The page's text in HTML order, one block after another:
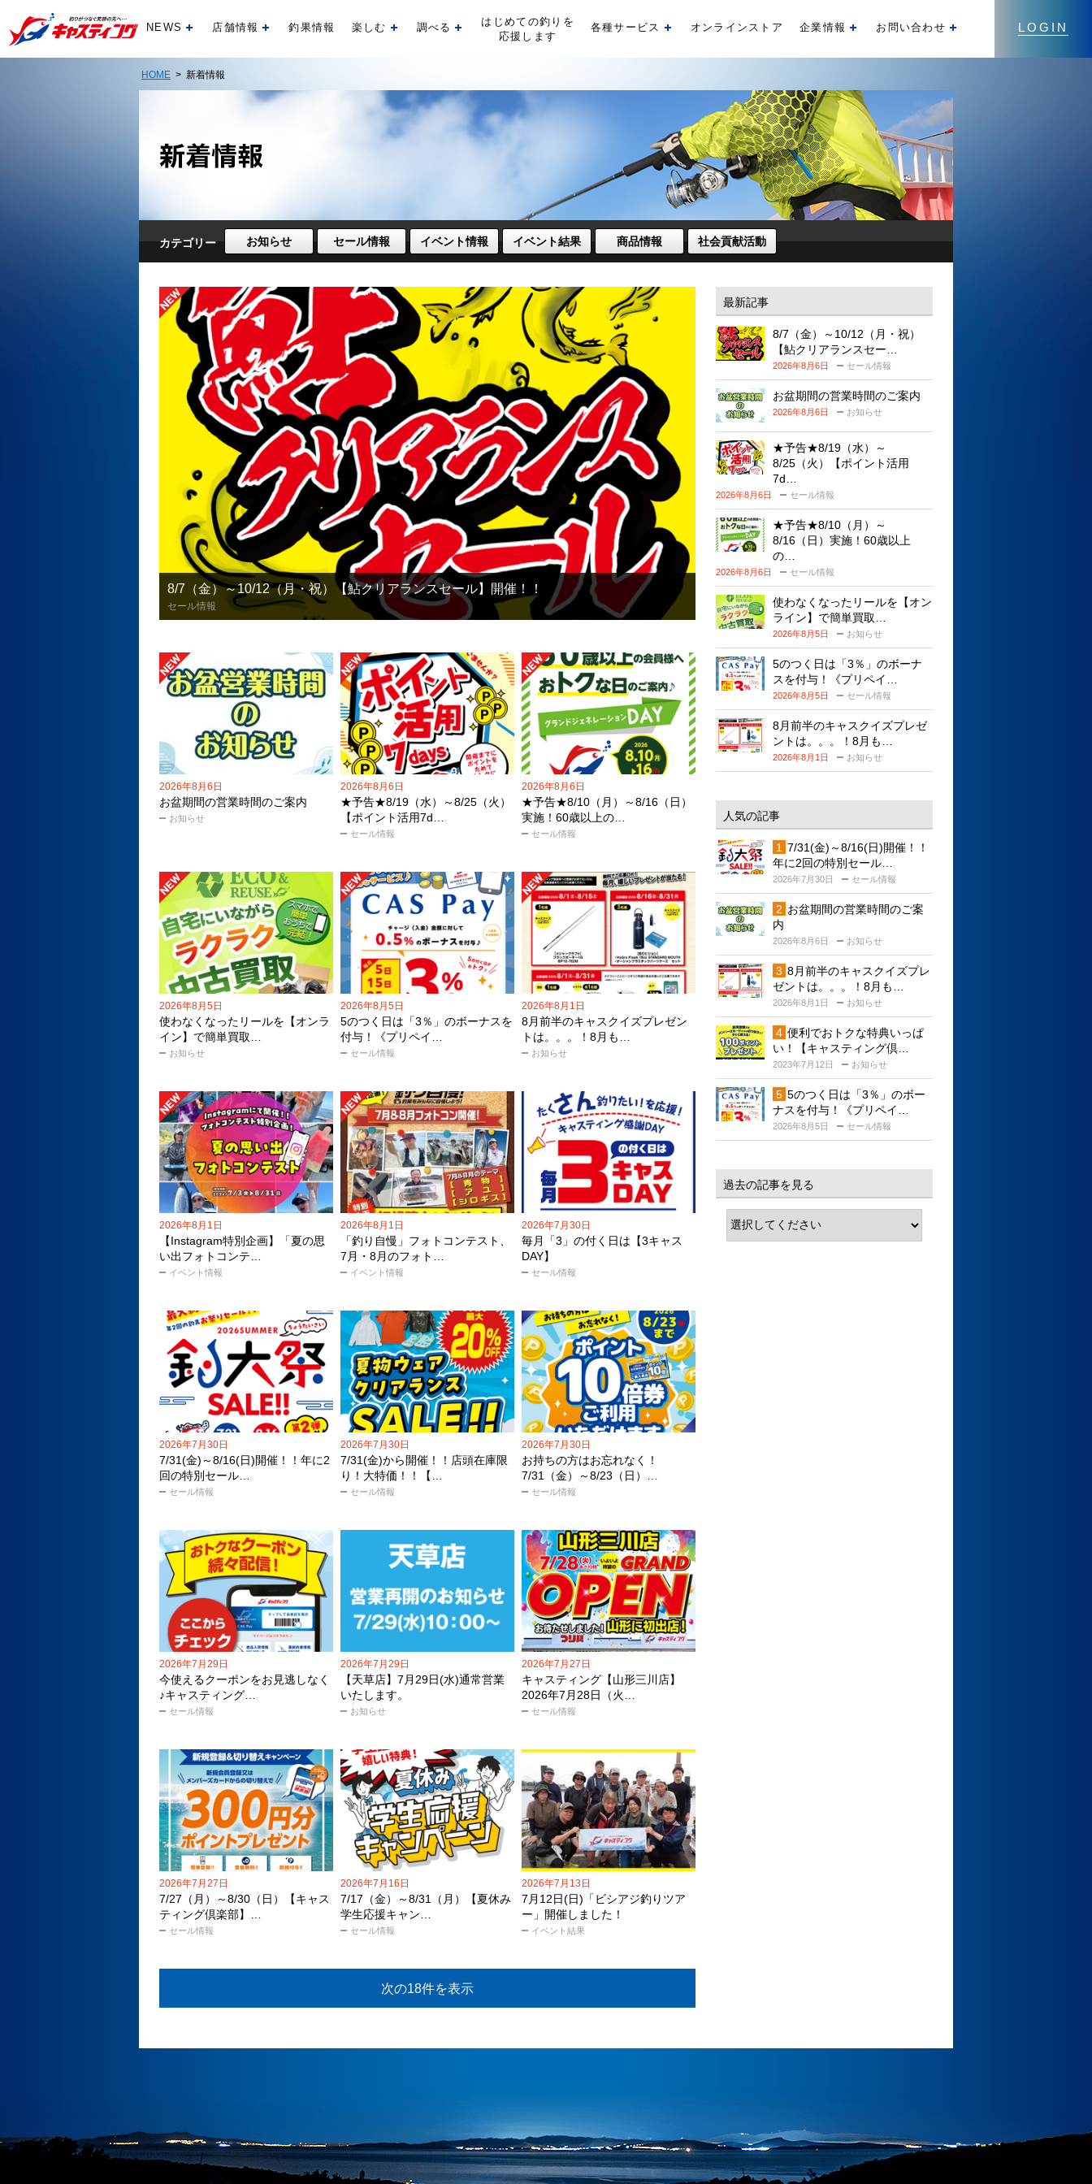
LOGIN
NEWS 開く店舗情報 開く釣果情報 楽しむ 開く調べる 開く
はじめての釣りを
応援します
各種サービス 開くオンラインストア 企業情報 開くお問い合わせ
HOME > 新着情報
カテゴリー お知らせ セール情報 イベント情報 イベント結果 商品情報 社会貢献活動
8/7（金）～10/12（月・祝）【鮎クリアランスセール】開催！！
セール情報
2026年8月6日
お盆期間の営業時間のご案内
お知らせ
2026年8月6日
★予告★8/19（水）～8/25（火）
【ポイント活用7d…
セール情報
2026年8月6日
★予告★8/10（月）～8/16（日）
実施！60歳以上の…
セール情報
2026年8月5日
使わなくなったリールを【オンラ
イン】で簡単買取…
お知らせ
2026年8月5日
5のつく日は「3％」のボーナスを
付与！《プリペイ…
セール情報
2026年8月1日
8月前半のキャスクイズプレゼン
トは。。。！8月も…
お知らせ
2026年8月1日
【Instagram特別企画】「夏の思
い出フォトコンテ…
イベント情報
2026年8月1日
「釣り自慢」フォトコンテスト、
7月・8月のフォト…
イベント情報
2026年7月30日
毎月「3」の付く日は【3キャス
DAY】
セール情報
2026年7月30日
7/31(金)～8/16(日)開催！！年に2
回の特別セール…
セール情報
2026年7月30日
7/31(金)から開催！！店頭在庫限
り！大特価！！【…
セール情報
2026年7月30日
お持ちの方はお忘れなく！
7/31（金）～8/23（日）…
セール情報
2026年7月29日
今使えるクーポンをお見逃しなく
♪キャスティング…
セール情報
2026年7月29日
【天草店】7月29日(水)通常営業
いたします。
お知らせ
2026年7月27日
キャスティング【山形三川店】
2026年7月28日（火…
セール情報
2026年7月27日
7/27（月）～8/30（日）【キャス
ティング倶楽部】…
セール情報
2026年7月16日
7/17（金）～8/31（月）【夏休み
学生応援キャン…
セール情報
2026年7月13日
7月12日(日)「ビシアジ釣りツア
ー」開催しました！
イベント結果
次の18件を表示
最新記事
8/7（金）～10/12（月・祝）
【鮎クリアランスセー…
2026年8月6日 セール情報
お盆期間の営業時間のご案内
2026年8月6日 お知らせ
★予告★8/19（水）～
8/25（火）【ポイント活用
7d…
2026年8月6日 セール情報
★予告★8/10（月）～
8/16（日）実施！60歳以上
の…
2026年8月6日 セール情報
使わなくなったリールを【オン
ライン】で簡単買取…
2026年8月5日 お知らせ
5のつく日は「3％」のボーナ
スを付与！《プリペイ…
2026年8月5日 セール情報
8月前半のキャスクイズプレゼ
ントは。。。！8月も…
2026年8月1日 お知らせ
人気の記事
7/31(金)～8/16(日)開催！！
年に2回の特別セール…
2026年7月30日 セール情報
お盆期間の営業時間のご案
内
2026年8月6日 お知らせ
8月前半のキャスクイズプレ
ゼントは。。。！8月も…
2026年8月1日 お知らせ
便利でおトクな特典いっぱ
い！【キャスティング倶…
2023年7月12日 お知らせ
5のつく日は「3％」のボー
ナスを付与！《プリペイ…
2026年8月5日 セール情報
過去の記事を見る